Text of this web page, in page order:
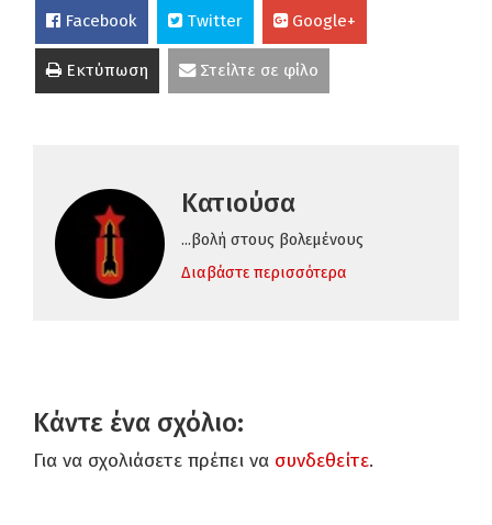
Facebook Twitter Google+
Εκτύπωση Στείλτε σε φίλο
Κατιούσα
...βολή στους βολεμένους
Διαβάστε περισσότερα
Κάντε ένα σχόλιο:
Για να σχολιάσετε πρέπει να συνδεθείτε.